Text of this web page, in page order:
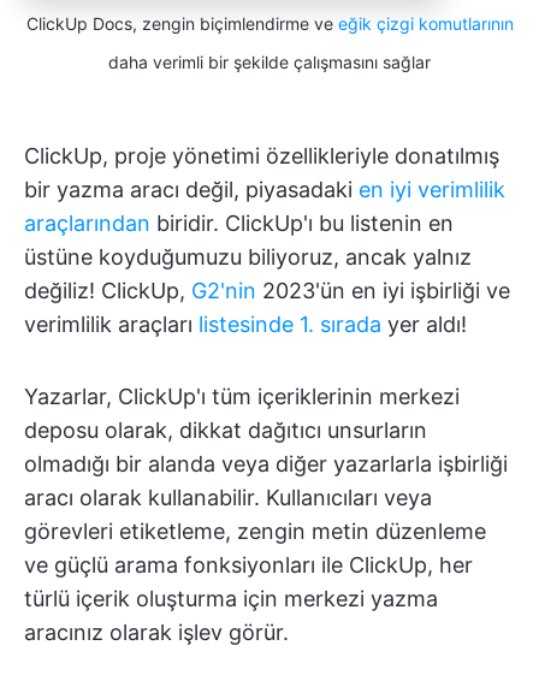
ClickUp Docs, zengin biçimlendirme ve eğik çizgi komutlarının
daha verimli bir şekilde çalışmasını sağlar
ClickUp, proje yönetimi özellikleriyle donatılmış
bir yazma aracı değil, piyasadaki en iyi verimlilik
araçlarından biridir. ClickUp'ı bu listenin en
üstüne koyduğumuzu biliyoruz, ancak yalnız
değiliz! ClickUp, G2'nin 2023'ün en iyi işbirliği ve
verimlilik araçları listesinde 1. sırada yer aldı!
Yazarlar, ClickUp'ı tüm içeriklerinin merkezi
deposu olarak, dikkat dağıtıcı unsurların
olmadığı bir alanda veya diğer yazarlarla işbirliği
aracı olarak kullanabilir. Kullanıcıları veya
görevleri etiketleme, zengin metin düzenleme
ve güçlü arama fonksiyonları ile ClickUp, her
türlü içerik oluşturma için merkezi yazma
aracınız olarak işlev görür.